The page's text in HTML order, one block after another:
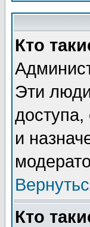
Кто
Эти
доступа,
и
Кто